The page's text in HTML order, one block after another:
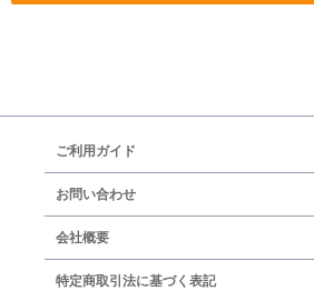
ご利用ガイド
お問い合わせ
会社概要
特定商取引法に基づく表記